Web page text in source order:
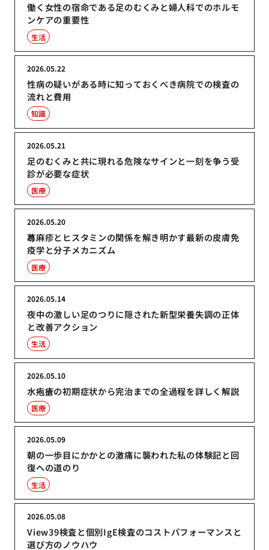
働く女性の宿命である足のむくみと婦人科でのホルモ
ンケアの重要性
生活
性病の疑いがある時に知っておくべき病院での検査の
流れと費用
2026.05.22
知識
足のむくみと共に現れる危険なサインと一刻を争う受
診が必要な症状
2026.05.21
医療
蕁麻疹とヒスタミンの関係を解き明かす最新の皮膚免
疫学と分子メカニズム
2026.05.20
医療
夜中の激しい足のつりに隠された新型栄養失調の正体
と改善アクション
2026.05.14
生活
水疱瘡の初期症状から完治までの全過程を詳しく解説
2026.05.10
医療
朝の一歩目にかかとの激痛に襲われた私の体験記と回
復への道のり
2026.05.09
生活
View39検査と個別IgE検査のコストパフォーマンスと
選び方のノウハウ
2026.05.08